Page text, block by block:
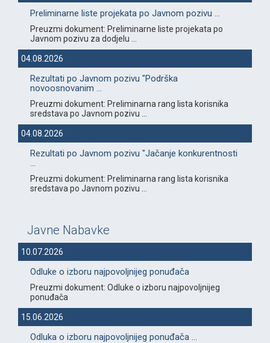
Preliminarne liste projekata po Javnom pozivu ...
Preuzmi dokument: Preliminarne liste projekata po
Javnom pozivu za dodjelu ...
04.08.2026
Rezultati po Javnom pozivu "Podrška
novoosnovanim ...
Preuzmi dokument: Preliminarna rang lista korisnika
sredstava po Javnom pozivu ...
04.08.2026
Rezultati po Javnom pozivu "Jačanje konkurentnosti
...
Preuzmi dokument: Preliminarna rang lista korisnika
sredstava po Javnom pozivu ...
Javne Nabavke
10.07.2026
Odluke o izboru najpovoljnijeg ponuđača
Preuzmi dokument: Odluke o izboru najpovoljnijeg
ponuđača
15.06.2026
Odluka o izboru najpovoljnijeg ponuđača ...